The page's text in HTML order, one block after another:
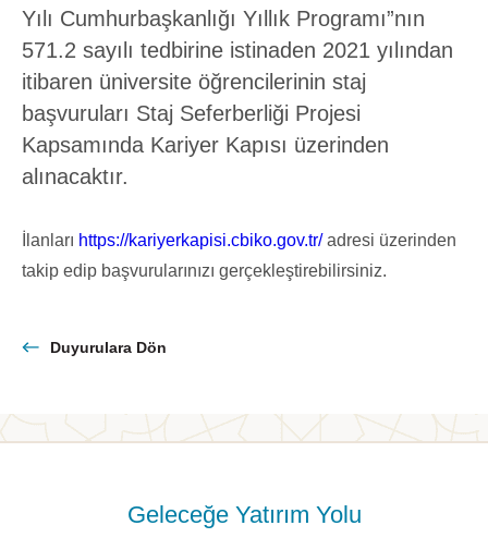
Komiteler
Değerlerimiz
Etik İlkelerimiz
Yılı Cumhurbaşkanlığı Yıllık Programı”nın
571.2 sayılı tedbirine istinaden 2021 yılından
itibaren üniversite öğrencilerinin staj
başvuruları Staj Seferberliği Projesi
Kapsamında Kariyer Kapısı üzerinden
alınacaktır.
İlanları https://kariyerkapisi.cbiko.gov.tr/adresi üzerinden
takip edip başvurularınızı gerçekleştirebilirsiniz.
Duyurulara Dön
Geleceğe Yatırım Yolu